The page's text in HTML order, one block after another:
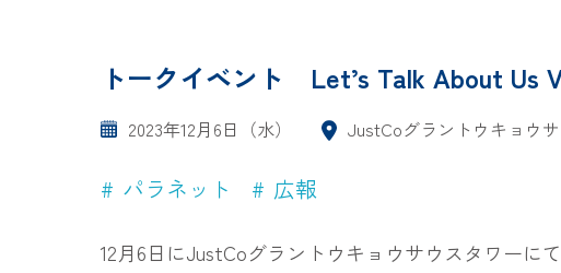
トークイベント Let’s Talk About Us
2023年12月6日（水） JustCoグラントウキョウ
パラネット 広報
12月6日にJustCoグラントウキョウサウスタワーに